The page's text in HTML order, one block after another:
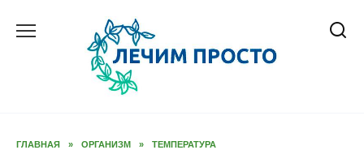
ГЛАВНАЯ » ОРГАНИЗМ » ТЕМПЕРАТУРА